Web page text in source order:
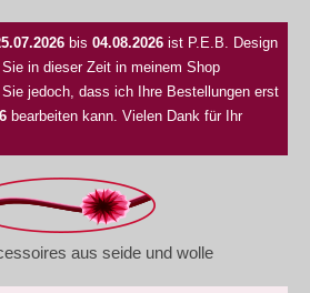
bis 04.08.2026ist P.E.B. Design
in dieser Zeit in meinem Shop
jedoch, dass ich Ihre Bestellungen erst
bearbeiten kann. Vielen Dank für Ihr
aus seide und wolle